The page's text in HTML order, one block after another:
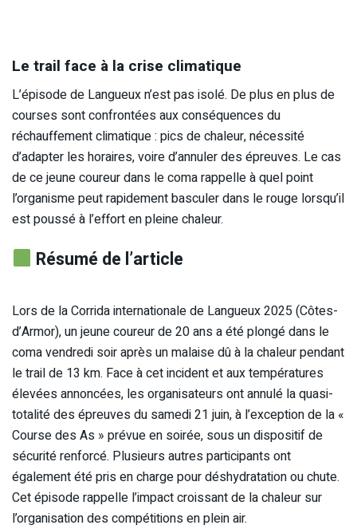
Le trail face à la crise climatique
L’épisode de Langueux n’est pas isolé. De plus en plus de
courses sont confrontées aux conséquences du
réchauffement climatique : pics de chaleur, nécessité
d’adapter les horaires, voire d’annuler des épreuves. Le cas
de ce jeune coureur dans le coma rappelle à quel point
l’organisme peut rapidement basculer dans le rouge lorsqu’il
est poussé à l’effort en pleine chaleur.
Résumé de l’article
Lors de la Corrida internationale de Langueux 2025 (Côtes-
d’Armor), un jeune coureur de 20 ans a été plongé dans le
coma vendredi soir après un malaise dû à la chaleur pendant
le trail de 13 km. Face à cet incident et aux températures
élevées annoncées, les organisateurs ont annulé la quasi-
totalité des épreuves du samedi 21 juin, à l’exception de la «
Course des As » prévue en soirée, sous un dispositif de
sécurité renforcé. Plusieurs autres participants ont
également été pris en charge pour déshydratation ou chute.
Cet épisode rappelle l’impact croissant de la chaleur sur
l’organisation des compétitions en plein air.